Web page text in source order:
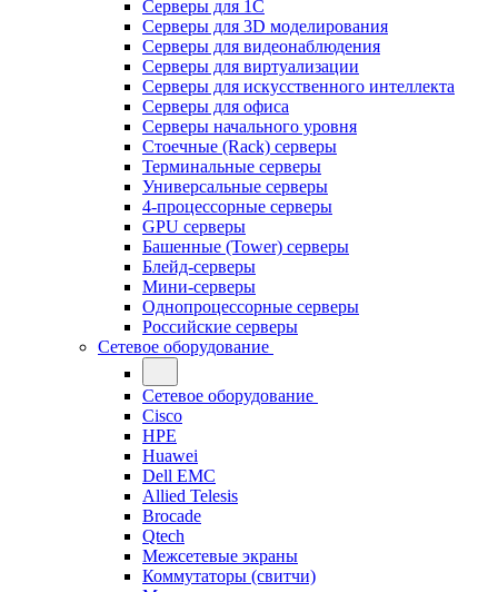
Серверы для 1С
Серверы для 3D моделирования
Серверы для видеонаблюдения
Серверы для виртуализации
Серверы для искусственного интеллекта
Серверы для офиса
Серверы начального уровня
Стоечные (Rack) серверы
Терминальные серверы
Универсальные серверы
4-процессорные серверы
GPU серверы
Башенные (Tower) серверы
Блейд-серверы
Мини-серверы
Однопроцессорные серверы
Российские серверы
Сетевое оборудование
Сетевое оборудование
Cisco
HPE
Huawei
Dell EMC
Allied Telesis
Brocade
Qtech
Межсетевые экраны
Коммутаторы (свитчи)